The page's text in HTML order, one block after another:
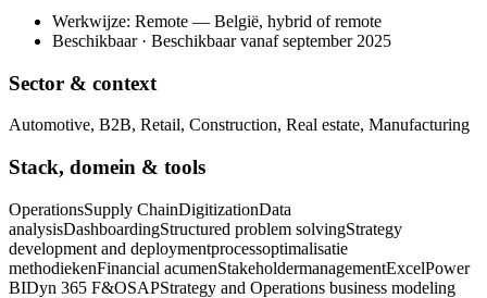
Werkwijze: Remote — België, hybrid of remote
Beschikbaar · Beschikbaar vanaf september 2025
Sector & context
Automotive, B2B, Retail, Construction, Real estate, Manufacturing
Stack, domein & tools
OperationsSupply ChainDigitizationData
analysisDashboardingStructured problem solvingStrategy
development and deploymentprocessoptimalisatie
methodiekenFinancial acumenStakeholdermanagementExcelPower
BIDyn 365 F&OSAPStrategy and Operations business modeling